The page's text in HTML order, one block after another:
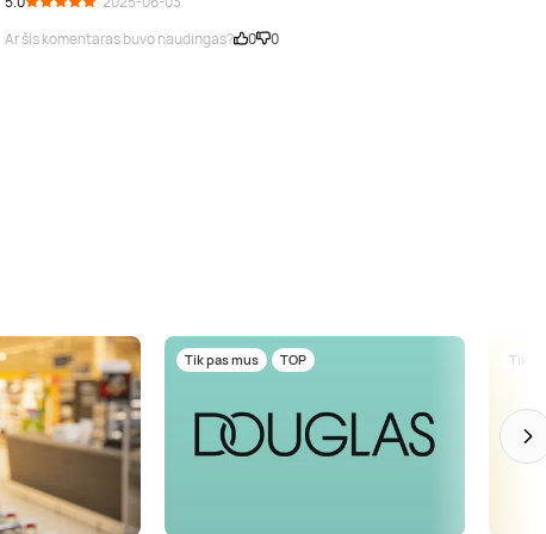
Ar šis komentaras buvo naudingas?
0 0
Tik pas mus TOP Tik